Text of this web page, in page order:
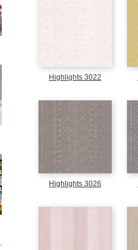
Highlights 3022
Highlights 3026